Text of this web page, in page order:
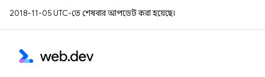
2018-11-05 UTC-তে শেষবার আপডেট করা হয়েছে।